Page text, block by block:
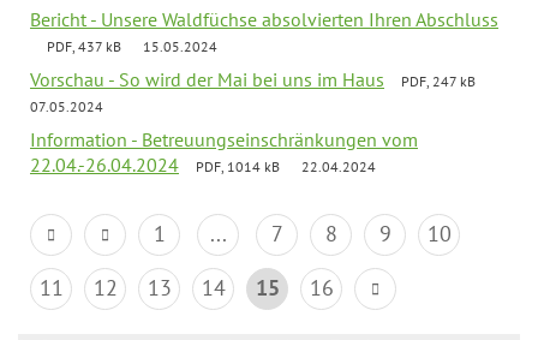
Bericht - Unsere Waldfüchse absolvierten Ihren Abschluss
PDF, 437 kB 15.05.2024
Vorschau - So wird der Mai bei uns im Haus
PDF, 247 kB
07.05.2024
Information - Betreuungseinschränkungen vom
22.04.-26.04.2024
PDF, 1014 kB 22.04.2024
1 ... 7 8 9
10
11
12 13 14 15 16